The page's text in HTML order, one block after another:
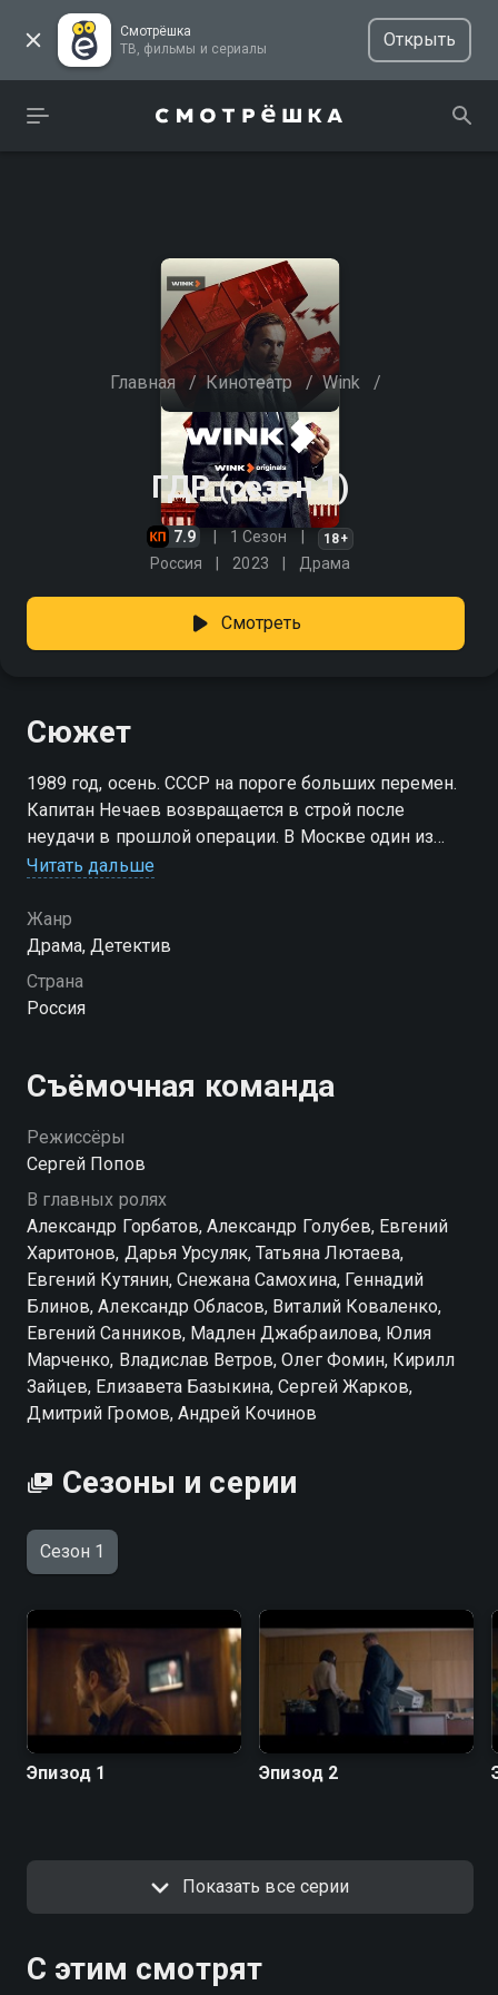
Смотрёшка
ТВ, фильмы и сериалы
Открыть
Главная / Кинотеатр / Wink /
ГДР (сезон 1)
7.9 1 Сезон 18+
Россия 2023 Драма
Смотреть
Сюжет
1989 год, осень. СССР на пороге больших перемен.
Капитан Нечаев возвращается в строй после
неудачи в прошлой операции. В Москве один из
сослуживцев обращается с просьбой: нужно
мьюзик‑холла. По данным разведки, эти люди
могут передать секретные сведения журналисту из
США. Задание выглядит простым — пара дней
слежки, никаких рисков. Но оно запускает цепочку
исторических улиц, сойдутся спецслужбы со всего
света. Тайные встречи, шифрованные послания,
ловушки на каждом углу… Одно неверное
движение — и цена ошибки станет слишком
враг, и не дать себя переиграть. Смотреть сериал
«ГДР» онлайн в хорошем качестве вы можете в
подписке WINK в Смотрёшке.
Посмотреть онлайн 1 сезон сериала ГДР вы можете
совершенно бесплатно в хорошем HD качестве на
Смотрёшке
Читать дальше
Жанр
Драма, Детектив
Страна
Россия
Съёмочная команда
Режиссёры
Сергей Попов
В главных ролях
Александр Горбатов, Александр Голубев, Евгений
Харитонов, Дарья Урсуляк, Татьяна Лютаева,
Евгений Кутянин, Снежана Самохина, Геннадий
Блинов, Александр Обласов, Виталий Коваленко,
Евгений Санников, Мадлен Джабраилова, Юлия
Марченко, Владислав Ветров, Олег Фомин, Кирилл
Зайцев, Елизавета Базыкина, Сергей Жарков,
Дмитрий Громов, Андрей Кочинов
Сезоны и серии
Сезон 1
Эпизод 1 Эпизод 2
Показать все серии
С этим смотрят